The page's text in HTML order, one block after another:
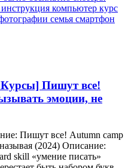
инструкция компьютер курс
семья смартфон
Пишут все!
эмоции, не
Пишут все! Autumn camp
(2024) Описание:
skill «умение писать»